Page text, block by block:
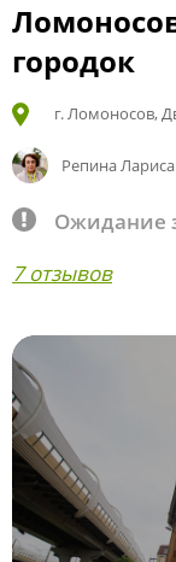
городок
г. Ломоносов,
Репина
Ожидание
7 отзывов